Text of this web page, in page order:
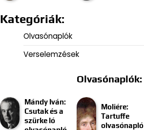
Kategóriák:
Olvasónaplók
Verselemzések
Olvasónaplók:
Mándy Iván:
Csutak és a
szürke ló
Moliére:
Tartuffe
olvasónapló